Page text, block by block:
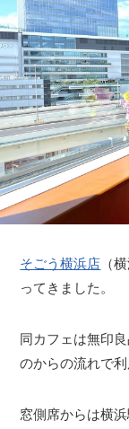
そごう横浜店 （
ってきました。
同カフェは無印
のからの流れで利
窓側席からは横